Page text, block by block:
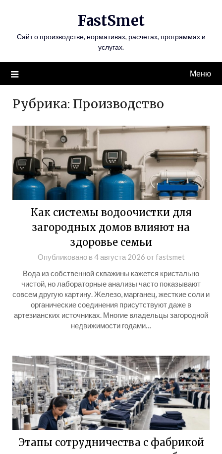
FastSmet
Сайт о производстве, нормативах, расчетах, программах и
услугах.
Меню
Рубрика: Производство
Как системы водоочистки для
загородных домов влияют на
здоровье семьи
Опубликовано в 4 августа 2026 отfastsmet
Вода из собственной скважины кажется кристально
чистой, но лабораторные анализы часто показывают
совсем другую картину. Железо, марганец, жесткие соли и
органические соединения присутствуют даже в
артезианских источниках. Многие владельцы загородной
недвижимости годами…
Этапы сотрудничества с фабрикой